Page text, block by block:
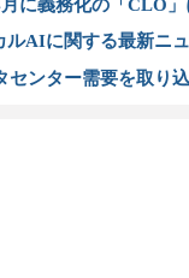
に義務化の「CLO
ルAIに関する最新ニ
センター需要を取り